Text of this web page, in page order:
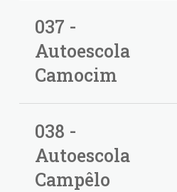
037 -
Autoescola
Camocim
038 -
Autoescola
Campêlo